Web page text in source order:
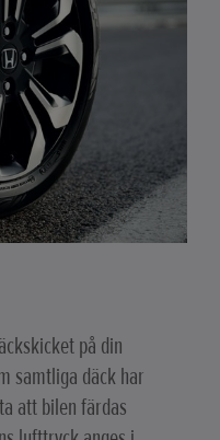
på din
samtliga däck har
att bilen färdas